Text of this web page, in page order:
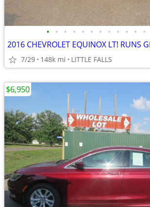
• • • • • • • • • • • •
7/29 148k mi LITTLE FALLS
$6,950